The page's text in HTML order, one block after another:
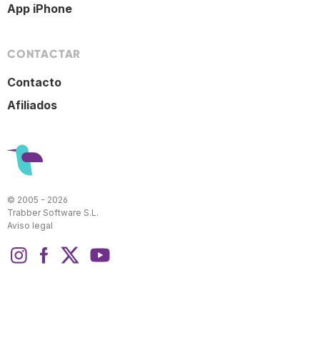
App iPhone
CONTACTAR
Contacto
Afiliados
© 2005 - 2026
Trabber Software S.L.
Aviso legal